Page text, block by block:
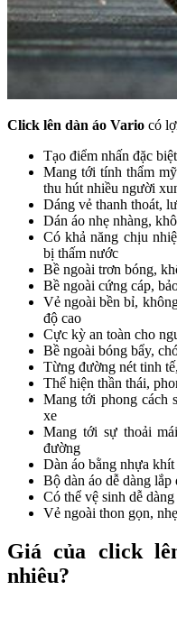
Click lên dàn áo Vario có
Tạo điểm nhấn đặc
Mang tới tính thẩm
thu hút nhiều người
Dáng vẻ thanh thoát,
Dán áo nhẹ nhàng,
Có khả năng chịu
bị thấm nước
Bề ngoài trơn bóng,
Bề ngoài cứng cáp,
Vẻ ngoài bền bỉ,
độ cao
Cực kỳ an toàn cho
Bề ngoài bóng bẩy,
Từng đường nét tinh
Thể hiện thần thái,
Mang tới phong cách
xe
Mang tới sự thoải
đường
Dàn áo bằng nhựa
Bộ dàn áo dễ dàng
Có thể vệ sinh dễ
Vẻ ngoài thon gọn,
Giá của click
nhiêu?